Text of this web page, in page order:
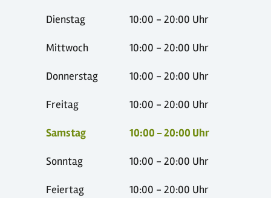
Dienstag 10:00 - 20:00 Uhr
Mittwoch 10:00 - 20:00 Uhr
Donnerstag 10:00 - 20:00 Uhr
Freitag 10:00 - 20:00 Uhr
Samstag 10:00 - 20:00 Uhr
Sonntag 10:00 - 20:00 Uhr
Feiertag 10:00 - 20:00 Uhr